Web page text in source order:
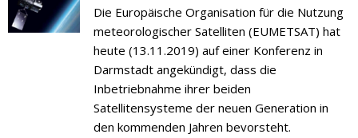
Die Europäische Organisation für die Nutzung
meteorologischer Satelliten (EUMETSAT) hat
heute (13.11.2019) auf einer Konferenz in
Darmstadt angekündigt, dass die
Inbetriebnahme ihrer beiden
Satellitensysteme der neuen Generation in
den kommenden Jahren bevorsteht.